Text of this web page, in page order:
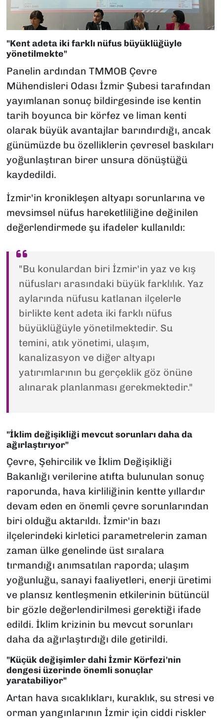
"Kent adeta iki farklı nüfus büyüklüğüyle
yönetilmekte"
Panelin ardından TMMOB Çevre
Mühendisleri Odası İzmir Şubesi tarafından
yayımlanan sonuç bildirgesinde ise kentin
tarih boyunca bir körfez ve liman kenti
olarak büyük avantajlar barındırdığı, ancak
günümüzde bu özelliklerin çevresel baskıları
yoğunlaştıran birer unsura dönüştüğü
kaydedildi.
İzmir'in kronikleşen altyapı sorunlarına ve
mevsimsel nüfus hareketliliğine değinilen
değerlendirmede şu ifadeler kullanıldı:
"Bu konulardan biri İzmir'in yaz ve kış
nüfusları arasındaki büyük farklılık. Yaz
aylarında nüfusu katlanan ilçelerle
birlikte kent adeta iki farklı nüfus
büyüklüğüyle yönetilmektedir. Su
temini, atık yönetimi, ulaşım,
kanalizasyon ve diğer altyapı
yatırımlarının bu gerçeklik göz önüne
alınarak planlanması gerekmektedir."
"İklim değişikliği mevcut sorunları daha da
ağırlaştırıyor"
Çevre, Şehircilik ve İklim Değişikliği
Bakanlığı verilerine atıfta bulunulan sonuç
raporunda, hava kirliliğinin kentte yıllardır
devam eden en önemli çevre sorunlarından
biri olduğu aktarıldı. İzmir'in bazı
ilçelerindeki kirletici parametrelerin zaman
zaman ülke genelinde üst sıralara
tırmandığı anımsatılan raporda; ulaşım
yoğunluğu, sanayi faaliyetleri, enerji üretimi
ve plansız kentleşmenin etkilerinin bütüncül
bir gözle değerlendirilmesi gerektiği ifade
edildi. İklim krizinin bu mevcut sorunları
daha da ağırlaştırdığı dile getirildi.
"Küçük değişimler dahi İzmir Körfezi'nin
dengesi üzerinde önemli sonuçlar
yaratabiliyor"
Artan hava sıcaklıkları, kuraklık, su stresi ve
orman yangınlarının İzmir için ciddi riskler